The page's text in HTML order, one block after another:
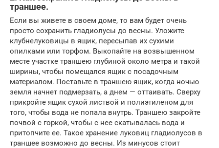
траншее.
Если вы живете в своем доме, то вам будет очень
просто сохранить гладиолусы до весны. Уложите
клубнелуковицы в ящик, пересыпав их сухими
опилками или торфом. Выкопайте на возвышенном
месте участке траншею глубиной около метра и такой
ширины, чтобы помещался ящик с посадочным
материалом. Поставьте в траншею ящик, когда ночью
земля начнет подмерзать, а днем — оттаивать. Сверху
прикройте ящик сухой листвой и полиэтиленом для
того, чтобы вода не попала внутрь. Траншею закройте
почвой с горкой, чтобы с нее скатывалась вода и
притопчите ее. Такое хранение луковиц гладиолусов в
траншее возможно до весны. Из минусов стоит